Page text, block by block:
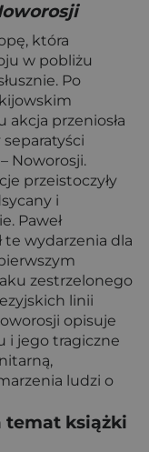
która
w pobliżu
Po
akcja przeniosła
Noworosji.
przeistoczyły
i
Paweł
te wydarzenia dla
zestrzelonego
linii
opisuje
i jego tragiczne
ludzi o
temat książki